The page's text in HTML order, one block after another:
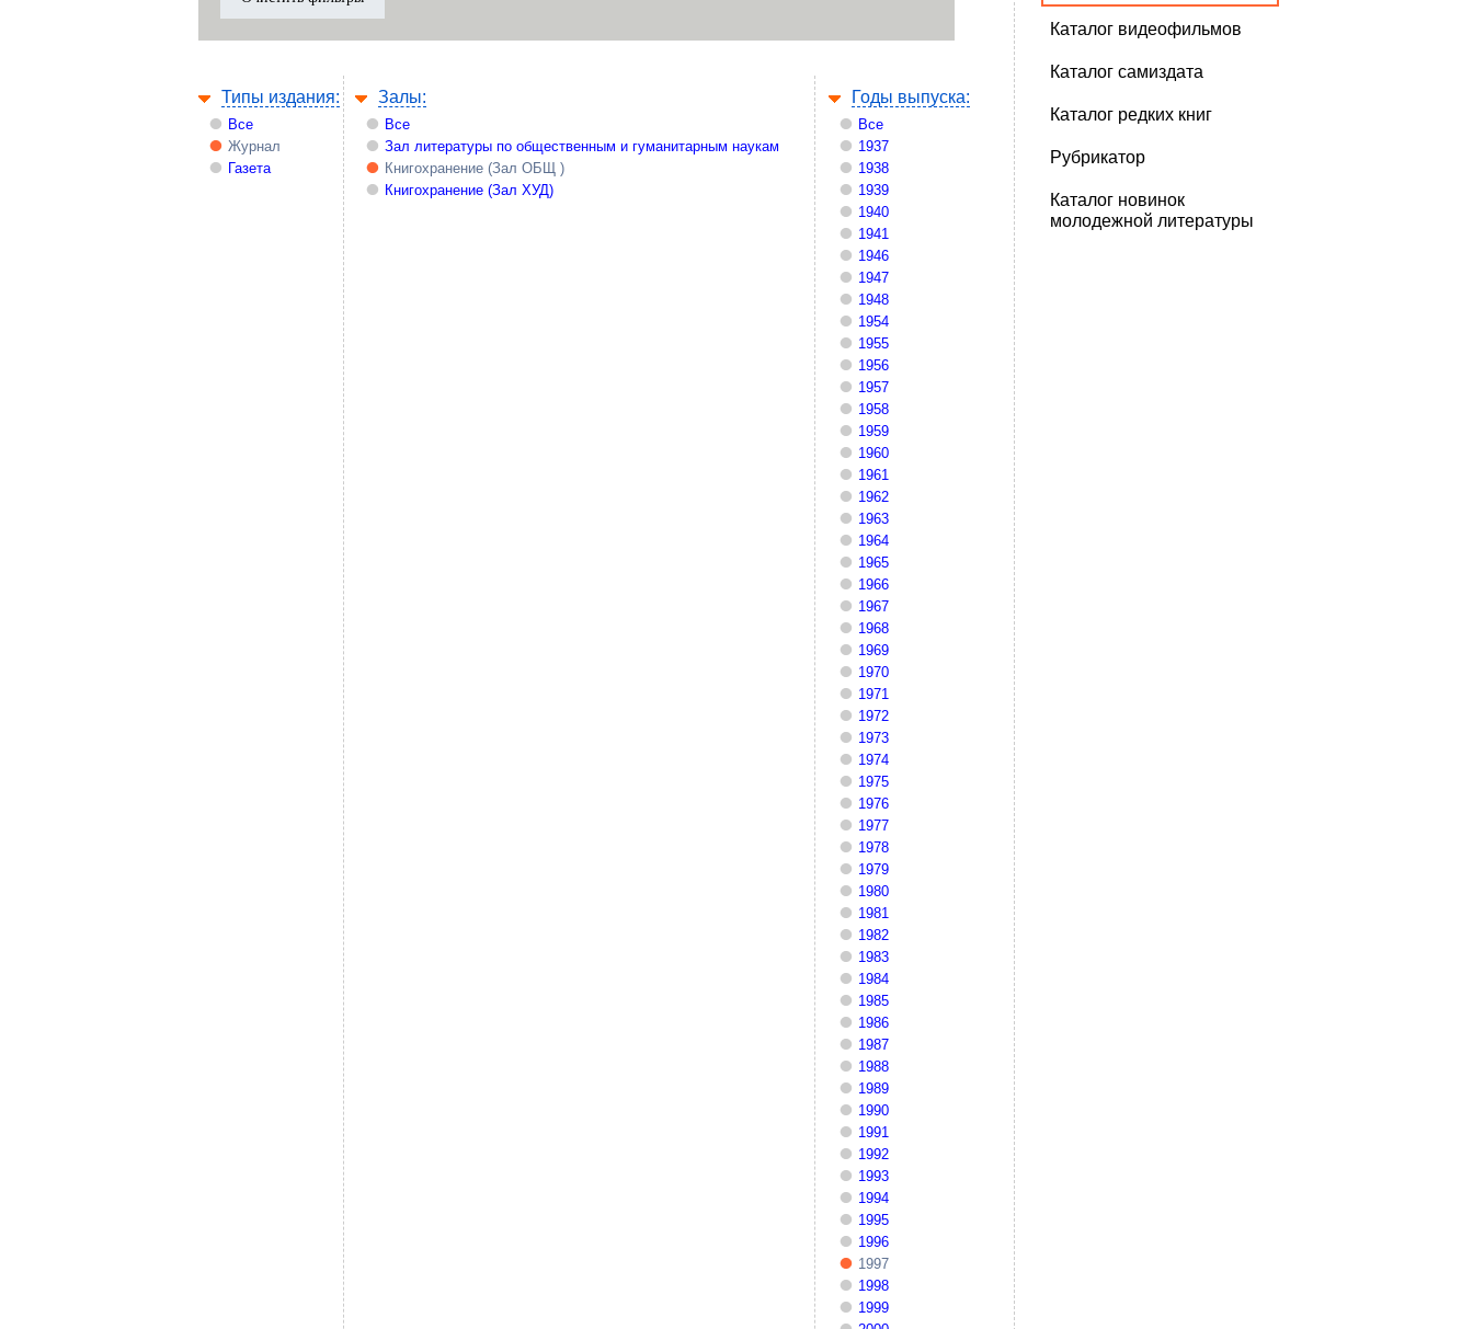
Типы издания:
Все
Журнал
Газета
Залы:
Все
Зал литературы по общественным и гуманитарным наукам
Книгохранение (Зал ОБЩ )
Книгохранение (Зал ХУД)
Годы выпуска:
Все
1937
1938
1939
1940
1941
1946
1947
1948
1954
1955
1956
1957
1958
1959
1960
1961
1962
1963
1964
1965
1966
1967
1968
1969
1970
1971
1972
1973
1974
1975
1976
1977
1978
1979
1980
1981
1982
1983
1984
1985
1986
1987
1988
1989
1990
1991
1992
1993
1994
1995
1996
1997
1998
1999
Каталог видеофильмов
Каталог самиздата
Каталог редких книг
Рубрикатор
Каталог новинок
молодежной литературы